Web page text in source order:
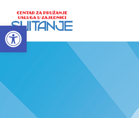
Open toolbar